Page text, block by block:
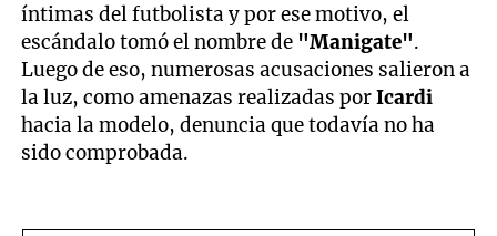
íntimas del futbolista y por ese motivo, el
escándalo tomó el nombre de "Manigate".
Luego de eso, numerosas acusaciones salieron a
la luz, como amenazas realizadas porIcardi
hacia la modelo, denuncia que todavía no ha
sido comprobada.